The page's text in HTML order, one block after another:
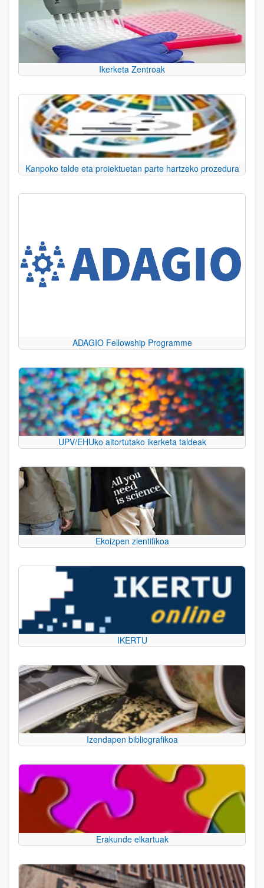
Ikerketa Zentroak
Kanpoko talde eta proiektuetan parte hartzeko prozedura
ADAGIO Fellowship Programme
UPV/EHUko aitortutako ikerketa taldeak
Ekoizpen zientifikoa
IKERTU
Izendapen bibliografikoa
Erakunde elkartuak